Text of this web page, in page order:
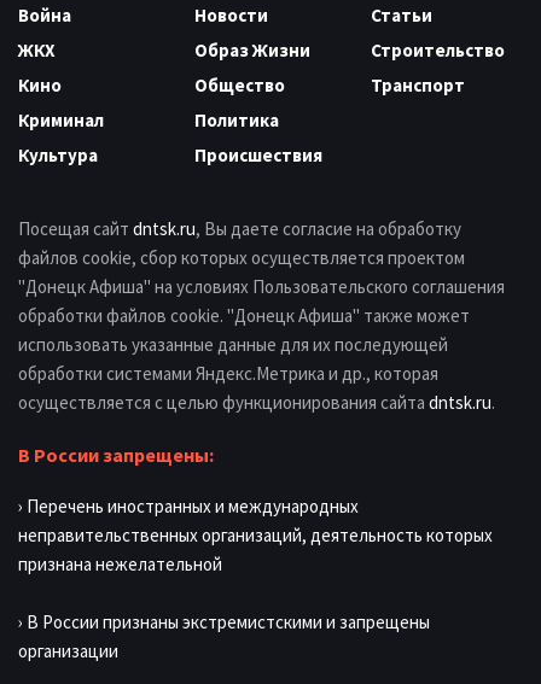
Война
ЖКХ
Кино
Криминал
Культура
Новости
Образ Жизни
Общество
Политика
Происшествия
Статьи
Строительство
Транспорт
Посещая сайт dntsk.ru, Вы даете согласие на обработку
файлов cookie, сбор которых осуществляется проектом
"Донецк Афиша" на условиях Пользовательского соглашения
обработки файлов cookie. "Донецк Афиша" также может
использовать указанные данные для их последующей
обработки системами Яндекс.Метрика и др., которая
осуществляется с целью функционирования сайта dntsk.ru.
В России запрещены:
› Перечень иностранных и международных
неправительственных организаций, деятельность которых
признана нежелательной
› В России признаны экстремистскими и запрещены
организации